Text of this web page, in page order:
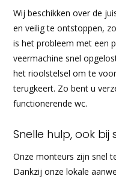
Wij beschikken over de
en veilig te ontstoppen,
is het probleem met een
veermachine snel
het rioolstelsel om te
terugkeert. Zo bent u
functionerende wc.
Snelle hulp, ook bij
Onze monteurs zijn snel
Dankzij onze lokale